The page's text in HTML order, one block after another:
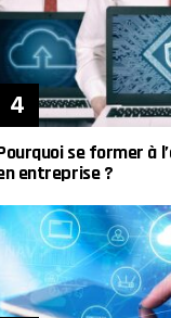
se former à
entreprise ?